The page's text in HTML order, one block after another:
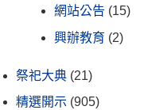
網站公告 (15)
興辦教育 (2)
祭祀大典 (21)
精選開示 (905)